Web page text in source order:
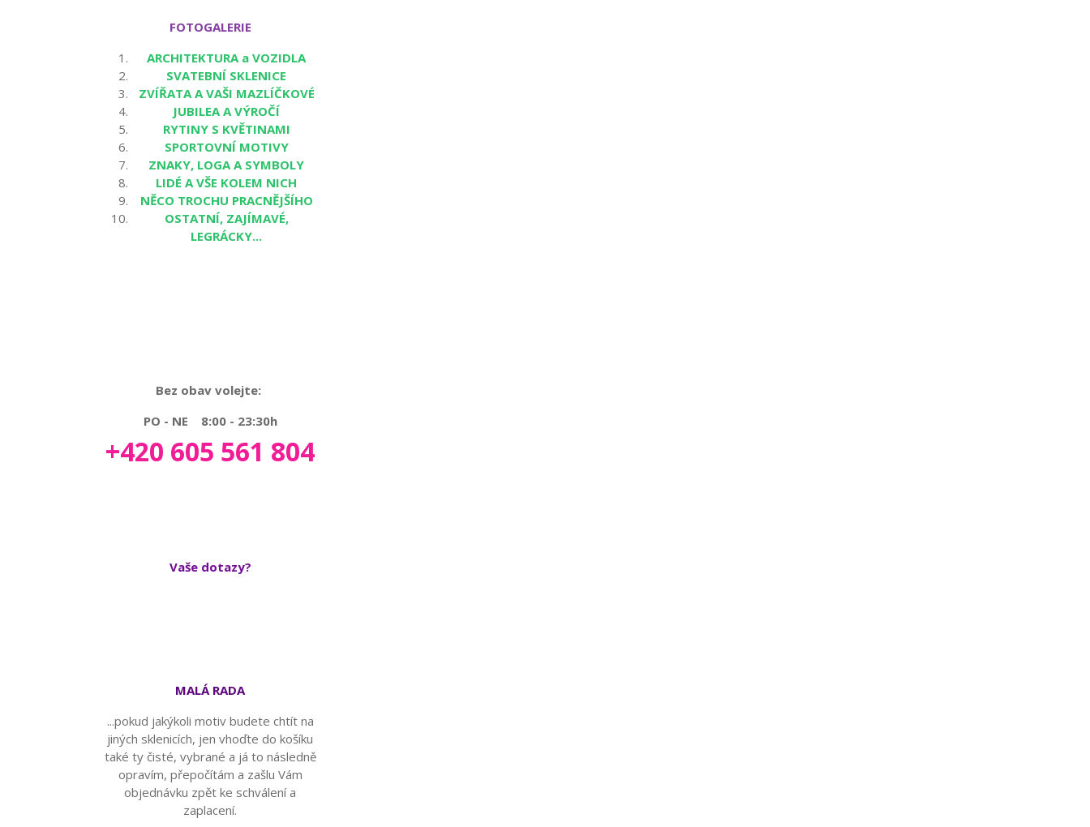
FOTOGALERIE
ARCHITEKTURA a VOZIDLA
SVATEBNÍ SKLENICE
ZVÍŘATA A VAŠI MAZLÍČKOVÉ
JUBILEA A VÝROČÍ
RYTINY S KVĚTINAMI
SPORTOVNÍ MOTIVY
ZNAKY, LOGA A SYMBOLY
LIDÉ A VŠE KOLEM NICH
NĚCO TROCHU PRACNĚJŠÍHO
OSTATNÍ, ZAJÍMAVÉ,
LEGRÁCKY...
Bez obav volejte:
PO - NE 8:00 - 23:30h
+420 605 561 804
Vaše dotazy?
MALÁ RADA
...pokud jakýkoli motiv budete chtít na
jiných sklenicích, jen vhoďte do košíku
také ty čisté, vybrané a já to následně
opravím, přepočítám a zašlu Vám
objednávku zpět ke schválení a
zaplacení.